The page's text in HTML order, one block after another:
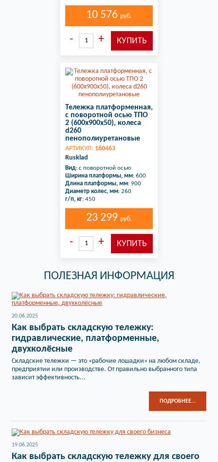
10 576 руб.
Тележка платформенная,
с поворотной осью ТПО
2 (600х900х50), колеса
d260
пенополиуретановые
АРТИКУЛ: 160463
Rusklad
Вид: с поворотной осью
Ширина платформы, мм: 600
Длина платформы, мм: 900
Диаметр колес, мм: 260
г/п, кг: 450
23 299 руб.
ПОЛЕЗНАЯ ИНФОРМАЦИЯ
20.06.2025
Как выбрать складскую тележку:
гидравлические, платформенные,
двухколёсные
Складские тележки — это «рабочие лошадки» на любом складе,
предприятии или производстве. От правильно выбранного типа
зависит эффективность...
ПОДРОБНЕЕ...
19.06.2025
Как выбрать складскую тележку для своего